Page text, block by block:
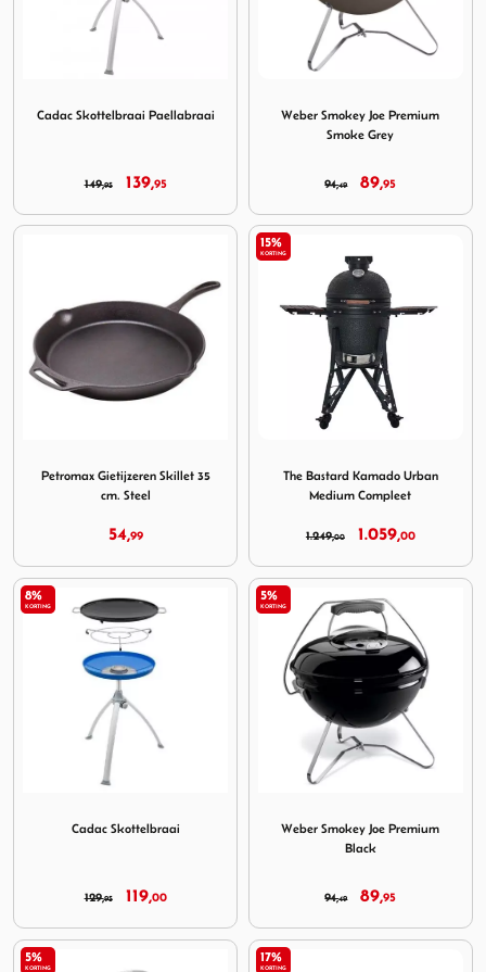
Cadac Skottelbraai Paellabraai
149,95 139,95
Weber Smokey Joe Premium
Smoke Grey
94,49 89,95
Petromax Gietijzeren Skillet 35
cm. Steel
54,99
15%
KORTING
The Bastard Kamado Urban
Medium Compleet
1.249,00 1.059,00
8%
KORTING
Cadac Skottelbraai
129,95 119,00
5%
KORTING
Weber Smokey Joe Premium
Black
94,49 89,95
5%
KORTING
17%
KORTING